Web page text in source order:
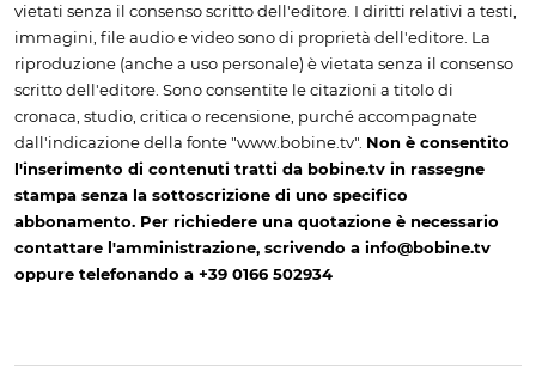
vietati senza il consenso scritto dell'editore. I diritti relativi a testi,
immagini, file audio e video sono di proprietà dell'editore. La
riproduzione (anche a uso personale) è vietata senza il consenso
scritto dell'editore. Sono consentite le citazioni a titolo di
cronaca, studio, critica o recensione, purché accompagnate
dall'indicazione della fonte "www.bobine.tv". Non è consentito
l'inserimento di contenuti tratti da bobine.tv in rassegne
stampa senza la sottoscrizione di uno specifico
abbonamento. Per richiedere una quotazione è necessario
contattare l'amministrazione, scrivendo a info@bobine.tv
oppure telefonando a +39 0166 502934